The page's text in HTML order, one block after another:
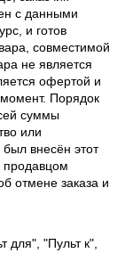
с данными
и готов
совместимой
не является
офертой и
Порядок
суммы
или
был внесён этот
отмене заказа и
для", "Пульт к",